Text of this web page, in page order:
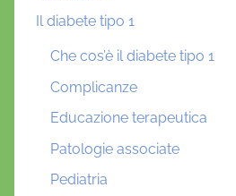
Il diabete tipo 1
Che cos’è il diabete tipo 1
Complicanze
Educazione terapeutica
Patologie associate
Pediatria